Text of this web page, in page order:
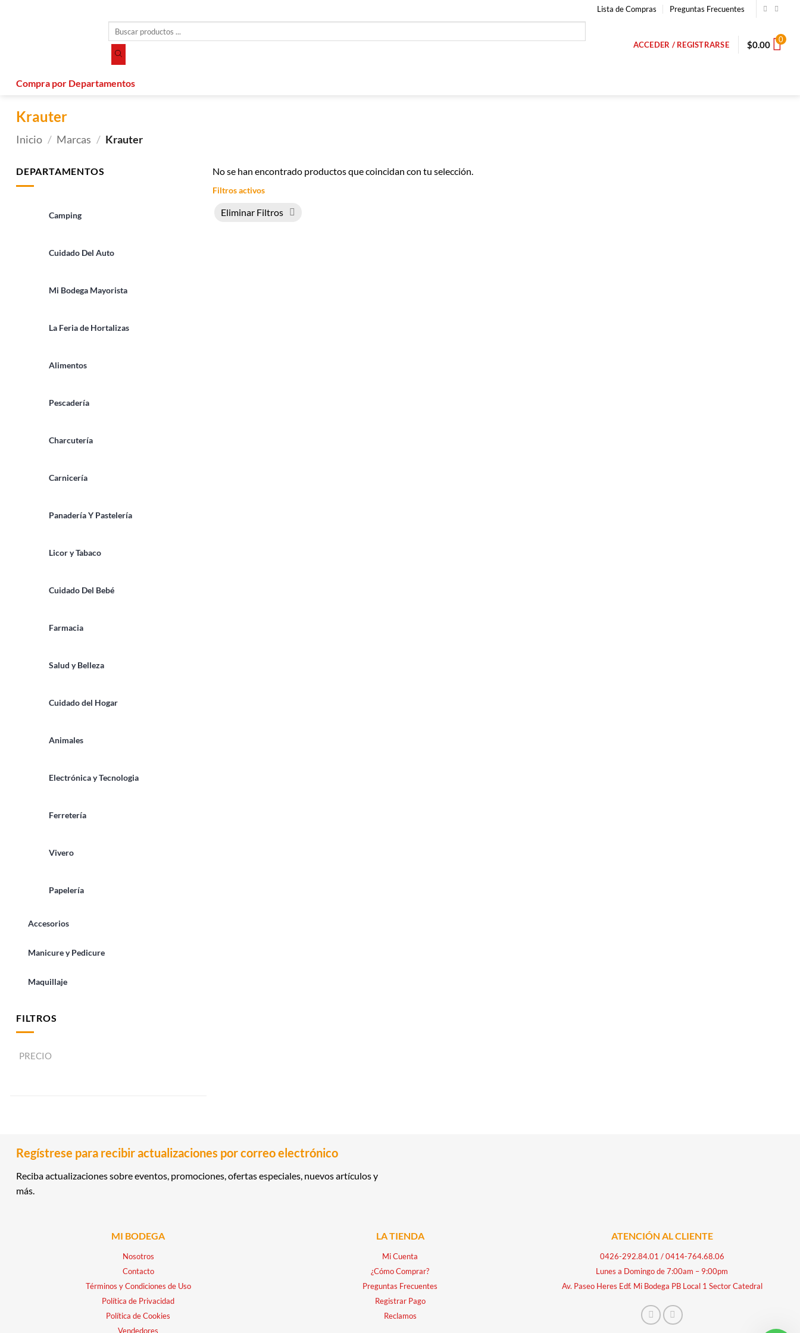
Lista de Compras Preguntas Frecuentes
productos
ACCEDER / REGISTRARSE $0.00 0
Compra por Departamentos
Krauter
Inicio / Marcas / Krauter
DEPARTAMENTOS
Camping
Cuidado Del Auto
Mi Bodega Mayorista
La Feria de Hortalizas
Alimentos
Pescadería
Charcutería
Carnicería
Panadería Y Pastelería
Licor y Tabaco
Cuidado Del Bebé
Farmacia
Salud y Belleza
Cuidado del Hogar
Animales
Electrónica y Tecnologia
Ferretería
Vivero
Papelería
Accesorios
Manicure y Pedicure
Maquillaje
FILTROS
PRECIO
No se han encontrado productos que coincidan con tu selección.
Filtros activos
Eliminar Filtros
Regístrese para recibir actualizaciones por correo electrónico
Reciba actualizaciones sobre eventos, promociones, ofertas especiales, nuevos artículos y
más.
MI BODEGA
Nosotros
Contacto
Términos y Condiciones de Uso
Política de Privacidad
Política de Cookies
Vendedores
LA TIENDA
Mi Cuenta
¿Cómo Comprar?
Preguntas Frecuentes
Registrar Pago
Reclamos
ATENCIÓN AL CLIENTE
0426-292.84.01 /0414-764.68.06
Lunes a Domingo de 7:00am – 9:00pm
Av. Paseo Heres Edf. Mi Bodega PB Local 1 Sector Catedral